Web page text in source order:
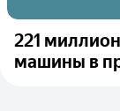
221
машины в